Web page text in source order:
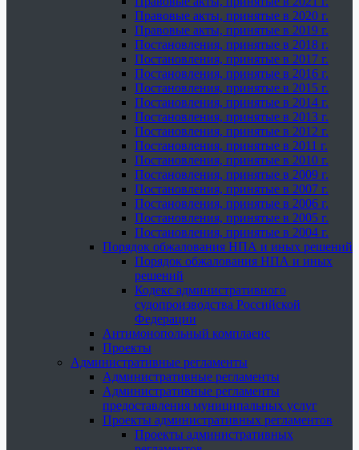
Правовые акты, принятые в 2020 г.
Правовые акты, принятые в 2019 г.
Постановления, принятые в 2018 г.
Постановления, принятые в 2017 г.
Постановления, принятые в 2016 г.
Постановления, принятые в 2015 г.
Постановления, принятые в 2014 г.
Постановления, принятые в 2013 г.
Постановления, принятые в 2012 г.
Постановления, принятые в 2011 г.
Постановления, принятые в 2010 г.
Постановления, принятые в 2009 г.
Постановления, принятые в 2007 г.
Постановления, принятые в 2006 г.
Постановления, принятые в 2005 г.
Постановления, принятые в 2004 г.
Порядок обжалования НПА и иных решений
Порядок обжалования НПА и иных
решений
Кодекс административного
судопроизводства Российской
Федерации
Антимонопольный комплаенс
Проекты
Административные регламенты
Административные регламенты
Административные регламенты
предоставления муниципальных услуг
Проекты административных регламентов
Проекты административных